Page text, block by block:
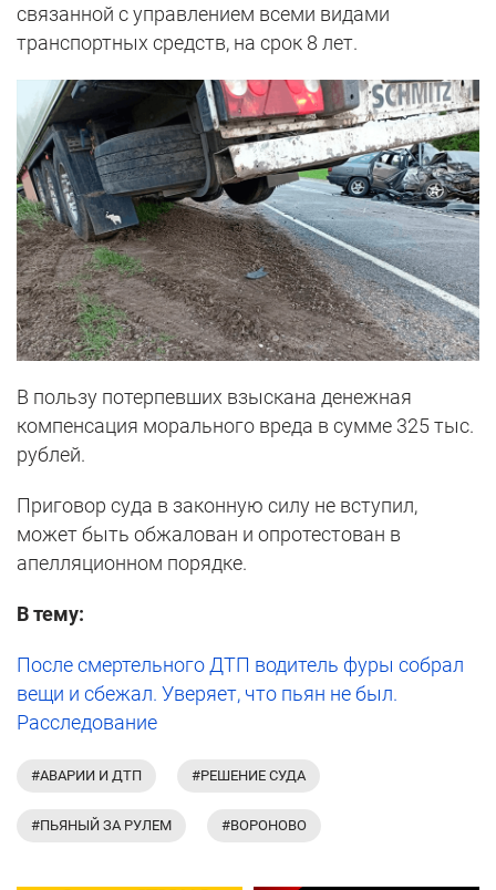
связанной с управлением всеми видами
транспортных средств, на срок 8 лет.
В пользу потерпевших взыскана денежная
компенсация морального вреда в сумме 325 тыс.
рублей.
Приговор суда в законную силу не вступил,
может быть обжалован и опротестован в
апелляционном порядке.
В тему:
После смертельного ДТП водитель фуры собрал
вещи и сбежал. Уверяет, что пьян не был.
Расследование
#АВАРИИ И ДТП #РЕШЕНИЕ СУДА
#ПЬЯНЫЙ ЗА РУЛЕМ #ВОРОНОВО